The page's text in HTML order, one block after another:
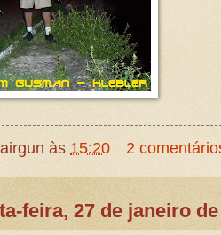
às 15:20 2
feira, 27 de janeiro de